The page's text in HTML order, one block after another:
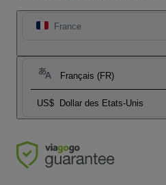
France
Français (FR)
US$ Dollar des Etats-Unis